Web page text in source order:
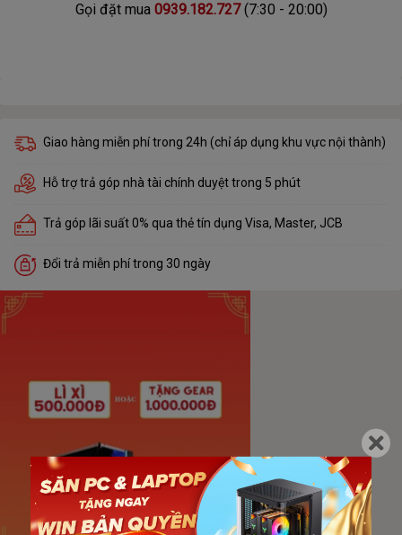
Gọi đặt mua 0939.182.727(7:30 - 20:00)
Giao hàng miễn phí trong 24h (chỉ áp dụng khu vực nội thành)
Hỗ trợ trả góp nhà tài chính duyệt trong 5 phút
Trả góp lãi suất 0% qua thẻ tín dụng Visa, Master, JCB
Đổi trả miễn phí trong 30 ngày